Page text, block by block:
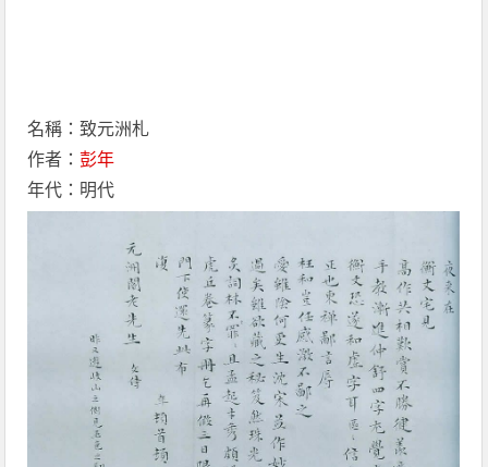
名稱：致元洲札
作者：彭年
年代：明代